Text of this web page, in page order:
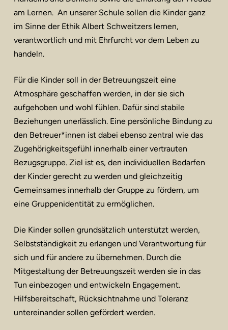
am Lernen. An unserer Schule sollen die Kinder ganz
im Sinne der Ethik Albert Schweitzers lernen,
verantwortlich und mit Ehrfurcht vor dem Leben zu
handeln.
Für die Kinder soll in der Betreuungszeit eine
Atmosphäre geschaffen werden, in der sie sich
aufgehoben und wohl fühlen. Dafür sind stabile
Beziehungen unerlässlich. Eine persönliche Bindung zu
den Betreuer*innen ist dabei ebenso zentral wie das
Zugehörigkeitsgefühl innerhalb einer vertrauten
Bezugsgruppe. Ziel ist es, den individuellen Bedarfen
der Kinder gerecht zu werden und gleichzeitig
Gemeinsames innerhalb der Gruppe zu fördern, um
eine Gruppenidentität zu ermöglichen.
Die Kinder sollen grundsätzlich unterstützt werden,
Selbstständigkeit zu erlangen und Verantwortung für
sich und für andere zu übernehmen. Durch die
Mitgestaltung der Betreuungszeit werden sie in das
Tun einbezogen und entwickeln Engagement.
Hilfsbereitschaft, Rücksichtnahme und Toleranz
untereinander sollen gefördert werden.